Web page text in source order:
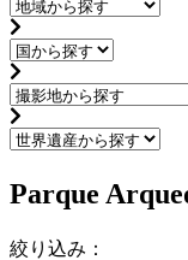
Parque
絞り込み：